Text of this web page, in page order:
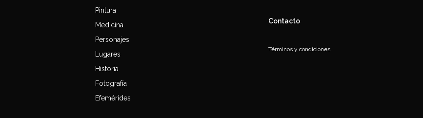
Pintura
Medicina
Personajes
Lugares
Historia
Fotografía
Efemérides
Contacto
Términos y condiciones